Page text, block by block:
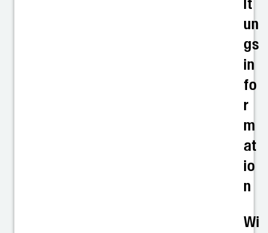
lt
un
gs
in
fo
r
m
at
io
n
Wi